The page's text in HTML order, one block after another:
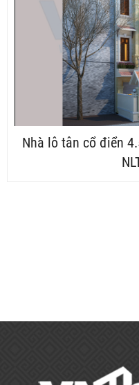
Nhà lô tân cổ điển